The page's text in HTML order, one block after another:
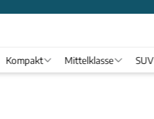
Kompakt Mittelklasse SUV